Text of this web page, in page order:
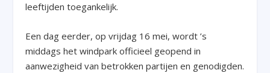
leeftijden toegankelijk.
Een dag eerder, op vrijdag 16 mei, wordt ’s
middags het windpark officieel geopend in
aanwezigheid van betrokken partijen en genodigden.